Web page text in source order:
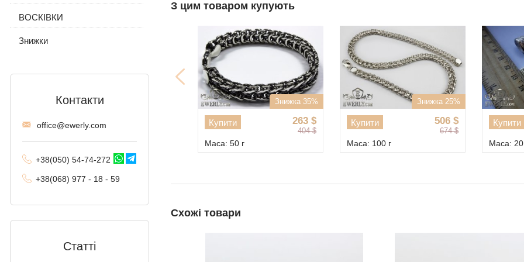
Трактор (подвійне
Арабський Бісмарк з
якірне)
Давид
ВОСКІВКИ
Знижки
Контакти
office@ewerly.com
+38(050) 54-74-272
+38(068) 977 - 18 - 59
Статті
З цим товаром купують
Знижка 35%
263 $
404 $
Купити
Маса: 50 г
Знижка 25%
506 $
674 $
Купити
Маса: 100 г
Купити
Маса: 20
Схожі товари